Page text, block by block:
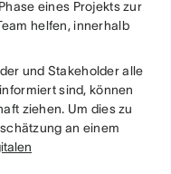
eines Projekts zur
helfen, innerhalb
und Stakeholder alle
sind, können
ziehen. Um dies zu
an einem